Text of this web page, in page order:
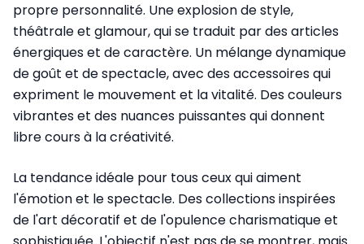
propre personnalité. Une explosion de style,
théâtrale et glamour, qui se traduit par des articles
énergiques et de caractère. Un mélange dynamique
de goût et de spectacle, avec des accessoires qui
expriment le mouvement et la vitalité. Des couleurs
vibrantes et des nuances puissantes qui donnent
libre cours à la créativité.
La tendance idéale pour tous ceux qui aiment
l'émotion et le spectacle. Des collections inspirées
de l'art décoratif et de l'opulence charismatique et